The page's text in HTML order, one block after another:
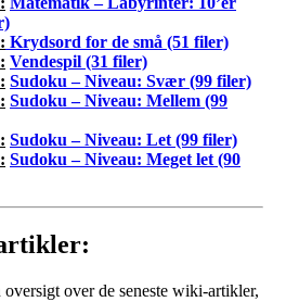
Krydsord for de små (51 filer)
Vendespil (31 filer)
Sudoku – Niveau: Svær (99 filer)
Sudoku – Niveau: Mellem (99
Sudoku – Niveau: Let (99 filer)
Sudoku – Niveau: Meget let (90
over de seneste wiki-artikler,